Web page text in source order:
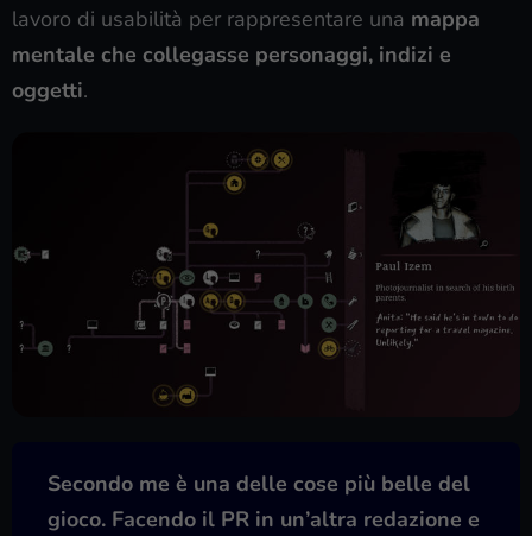
lavoro di usabilità per rappresentare una mappa
mentale che collegasse personaggi, indizi e
oggetti.
Secondo me è una delle cose più belle del
gioco. Facendo il PR in un’altra redazione e